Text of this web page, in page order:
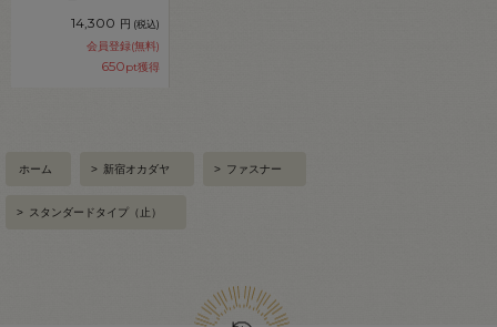
14,300 円 (税込)
会員登録(無料)
650pt獲得
ホーム > 新宿オカダヤ > ファスナー
> スタンダードタイプ（止）